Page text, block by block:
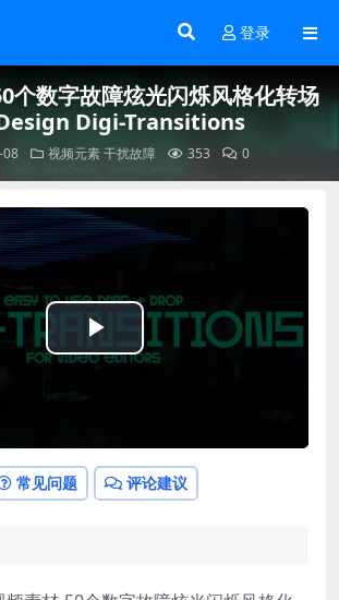
登录
个数字故障炫光闪烁风格化转场
Digi-Transitions
08 视频元素干扰故障 353 0
Play
常见问题 评论建议